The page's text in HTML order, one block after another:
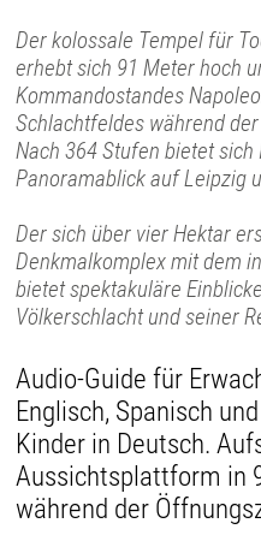
Der kolossale Tempel für
erhebt sich 91 Meter hoch
Kommandostandes
Schlachtfeldes während
Nach 364 Stufen bietet
Panoramablick auf Leipzig
Der sich über vier Hektar
Denkmalkomplex mit dem
bietet spektakuläre
Völkerschlacht und seiner
Audio-Guide für
Englisch, Spanisch
Kinder in Deutsch.
Aussichtsplattform in
während der